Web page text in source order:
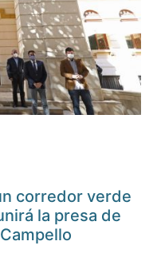
corredor verde
la presa de